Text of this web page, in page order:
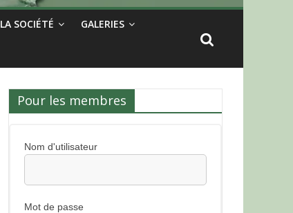
LA SOCIÉTÉ GALERIES
Pour les membres
Nom d'utilisateur
Mot de passe